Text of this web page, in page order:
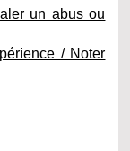
un abus ou
/ Noter